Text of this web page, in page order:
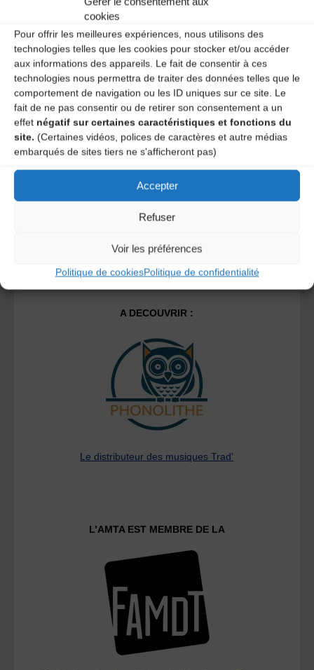
cookies
Pour offrir les meilleures expériences, nous utilisons des
technologies telles que les cookies pour stocker et/ou accéder
aux informations des appareils. Le fait de consentir à ces
technologies nous permettra de traiter des données telles que le
comportement de navigation ou les ID uniques sur ce site. Le
fait de ne pas consentir ou de retirer son consentement a un
effet négatif sur certaines caractéristiques et fonctions du
site. (Certaines vidéos, polices de caractères et autre médias
embarqués de sites tiers ne s'afficheront pas)
Accepter
Refuser
Voir les préférences
Politique de cookiesPolitique de confidentialité
Save my name, email, and site URL in my browser for next
time I post a comment.
Ce site utilise Akismet pour réduire les indésirables.En
savoir plus sur la façon dont les données de vos
commentaires sont traitées.
A DECOUVRIR :
Le distributeur des musiques Trad'
L’AMTA EST MEMBRE DE LA